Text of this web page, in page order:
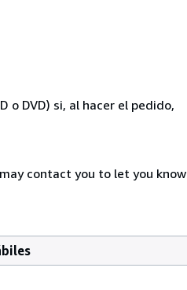
o DVD) si, al hacer el pedido,
contact you to let you know